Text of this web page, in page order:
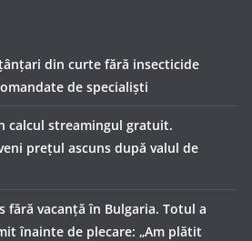
din curte fără insecticide
de specialiști
calcul streamingul gratuit.
prețul ascuns după valul de
fără vacanță în Bulgaria. Totul a
înainte de plecare: „Am plătit